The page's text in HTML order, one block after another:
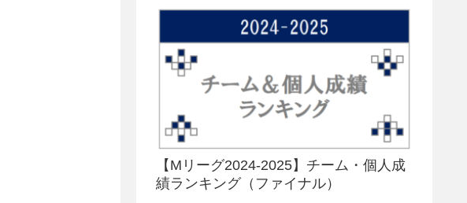
【Mリーグ2024-2025】チーム・個人成
績ランキング（ファイナル）